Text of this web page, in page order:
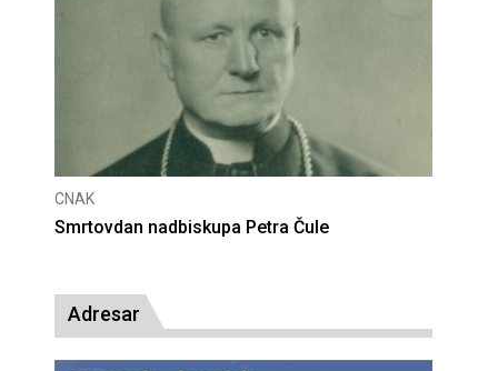
CNAK
Deseta obljetnica poništenja komunističke
Adresar